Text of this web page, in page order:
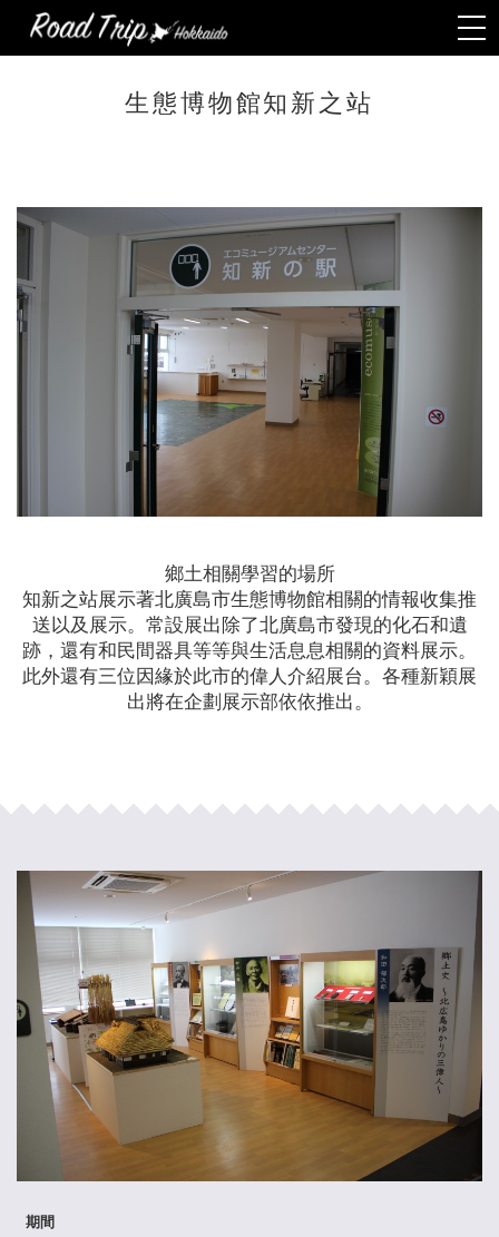
生態博物館知新之站
鄉土相關學習的場所
知新之站展示著北廣島市生態博物館相關的情報收集推
送以及展示。常設展出除了北廣島市發現的化石和遺
跡，還有和民間器具等等與生活息息相關的資料展示。
此外還有三位因緣於此市的偉人介紹展台。各種新穎展
出將在企劃展示部依依推出。
期間